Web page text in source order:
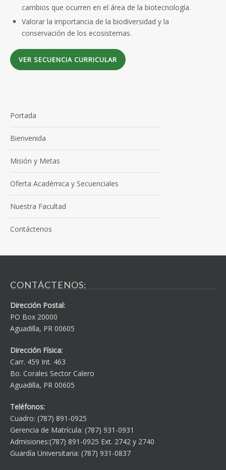
cambios que ocurren en el área de la biotecnología.
Valorar la importancia de la biodiversidad y la
conservación de los ecosistemas.
VER SECUENCIA CURRICULAR
Portada
Bienvenida
Misión y Metas
Oferta Académica y Secuenciales
Nuestra Facultad
Contáctenos
CONTÁCTENOS:
Dirección Postal:
PO Box 20000
Aguadilla, PR 00605
Dirección Física:
Carr. 459 Int. 463
Bo. Corales Sector Calero
Aguadilla, PR 00605
Teléfonos:
Cuadro: (787) 891-0925
Gerencia de Matrícula: (787) 931-0931
Admisiones:(787) 891-0925 Ext. 2742 y 2740
Guardía Universitaria: (787) 931-0837